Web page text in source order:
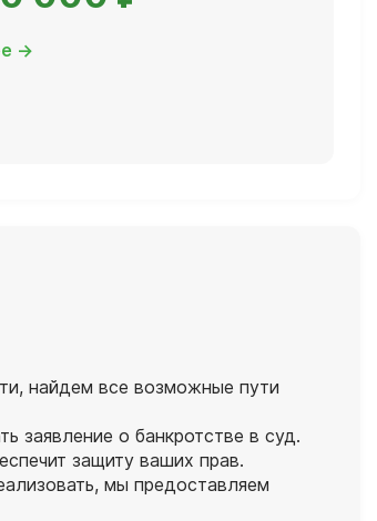
→
найдем все возможные пути
заявление о банкротстве в суд.
защиту ваших прав.
мы предоставляем